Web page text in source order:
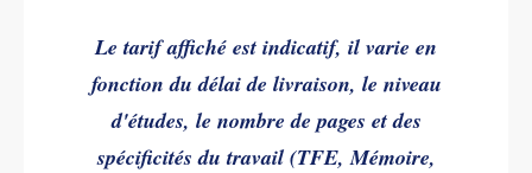
Le tarif affiché est indicatif, il varie en
fonction du délai de livraison, le niveau
d'études, le nombre de pages et des
spécificités du travail (TFE, Mémoire,